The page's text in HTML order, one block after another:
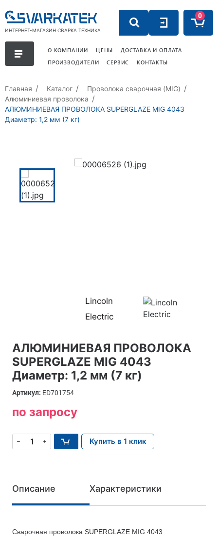
ИНТЕРНЕТ-МАГАЗИН СВАРКА ТЕХНИКА
0
О КОМПАНИИ ЦЕНЫ
ДОСТАВКА И ОПЛАТА
ПРОИЗВОДИТЕЛИ
СЕРВИС КОНТАКТЫ
Главная Каталог
Проволока сварочная (MIG)
Алюминиевая проволока
АЛЮМИНИЕВАЯ ПРОВОЛОКА SUPERGLAZE MIG 4043
Диаметр: 1,2 мм (7 кг)
Lincoln
Electric
АЛЮМИНИЕВАЯ ПРОВОЛОКА
SUPERGLAZE MIG 4043
Диаметр: 1,2 мм (7 кг)
Артикул: ED701754
по запросу
Купить в 1 клик
Описание Характеристики
Сварочная проволока SUPERGLAZE MIG 4043